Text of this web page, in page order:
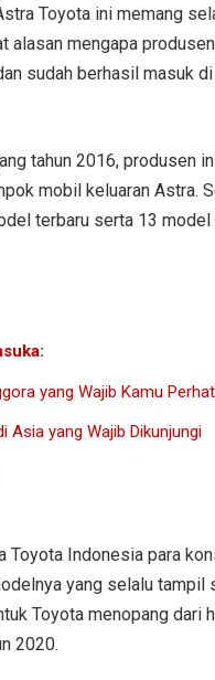
Toyota ini memang
alasan mengapa
sudah berhasil masuk
tahun 2016, produsen
mobil keluaran Astra.
terbaru serta 13 model
:
yang Wajib Kamu
Asia yang Wajib Dikunjungi
Toyota Indonesia para
yang selalu
Toyota menopang
2020.